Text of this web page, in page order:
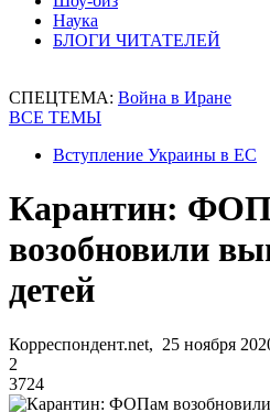
Наука
БЛОГИ ЧИТАТЕЛЕЙ
СПЕЦТЕМА: Война в Иране
ВСЕ ТЕМЫ
Вступление Украины в ЕС
Карантин:
возобновили
детей
Корреспондент.net, 25 ноября
2
3724